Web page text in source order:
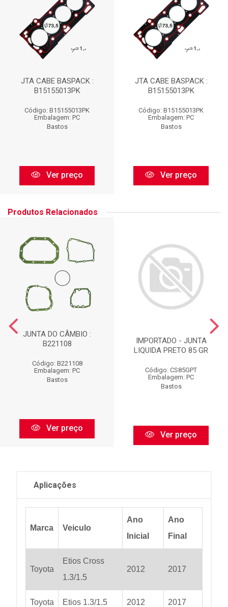
JTA CABE BASPACK :
B15155013PK
Código: B15155013PK
Embalagem: PC
Bastos
Ver preço
JTA CABE BASPACK :
B15155013PK
Código: B15155013PK
Embalagem: PC
Bastos
Ver preço
Produtos Relacionados
JUNTA DO CÂMBIO :
B221108
Código: B221108
Embalagem: PC
Bastos
Ver preço
IMPORTADO - JUNTA
LIQUIDA PRETO 85 GR
Código: CS85GPT
Embalagem: PC
Bastos
Ver preço
Aplicações
Marca Veiculo
Ano
Inicial
Ano
Final
Toyota
Etios Cross
1.3/1.5
2012 2017
Toyota Etios 1.3/1.5 2012 2017